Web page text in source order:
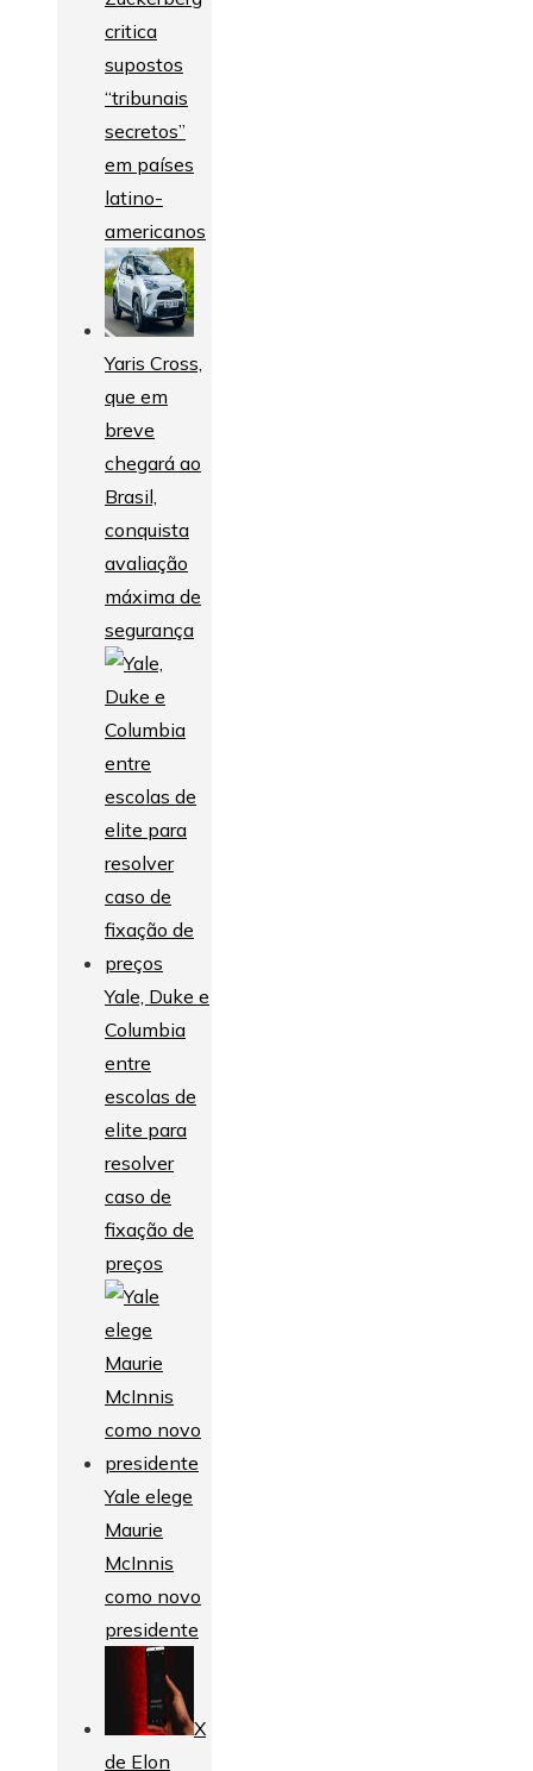
critica
supostos
“tribunais
secretos”
em países
latino-
americanos
Yaris Cross,
que em
breve
chegará ao
Brasil,
conquista
avaliação
máxima de
segurança
Yale, Duke e
Columbia
entre
escolas de
elite para
resolver
caso de
fixação de
preços
Yale elege
Maurie
McInnis
como novo
presidente
X
de Elon